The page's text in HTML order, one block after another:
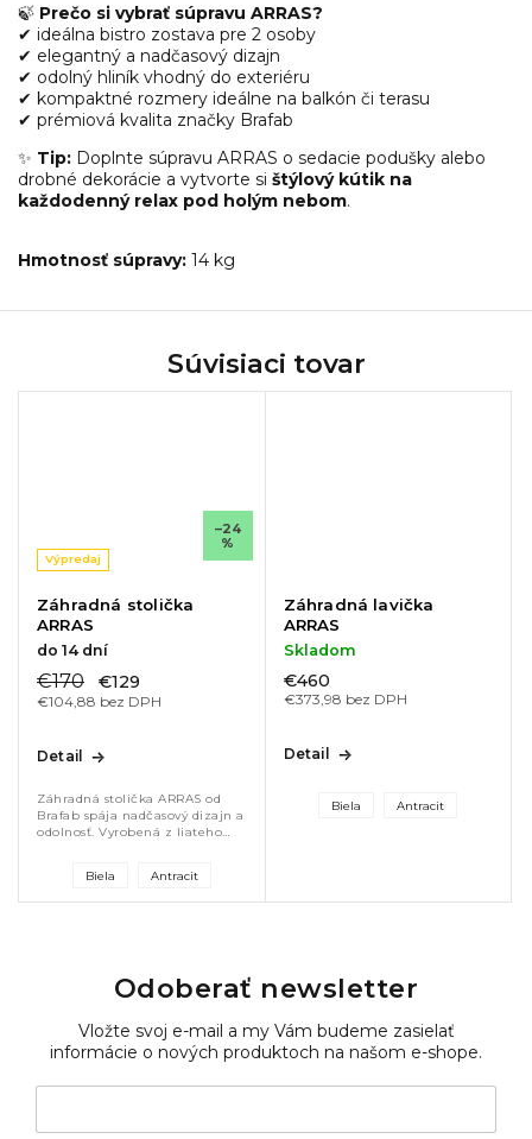
🍃 Prečo si vybrať súpravu ARRAS?
✔ ideálna bistro zostava pre 2 osoby
✔ elegantný a nadčasový dizajn
✔ odolný hliník vhodný do exteriéru
✔ kompaktné rozmery ideálne na balkón či terasu
✔ prémiová kvalita značky Brafab
✨ Tip: Doplnte súpravu ARRAS o sedacie podušky alebo
drobné dekorácie a vytvorte si štýlový kútik na
každodenný relax pod holým nebom.
Hmotnosť súpravy: 14 kg
Súvisiaci tovar
Výpredaj
–24
%
Záhradná stolička
ARRAS
do 14 dní
€104,88 bez DPH
€170 €129
Detail
Záhradná stolička ARRAS od
Brafab spája nadčasový dizajn a
odolnosť. Vyrobená z liateho
vplyvom. Ergonomický tvar
zaručuje...
Biela Antracit
Záhradná lavička
ARRAS
Skladom
€373,98 bez DPH
€460
Detail
Biela Antracit
Odoberať newsletter
Vložte svoj e-mail a my Vám budeme zasielať
informácie o nových produktoch na našom e-shope.